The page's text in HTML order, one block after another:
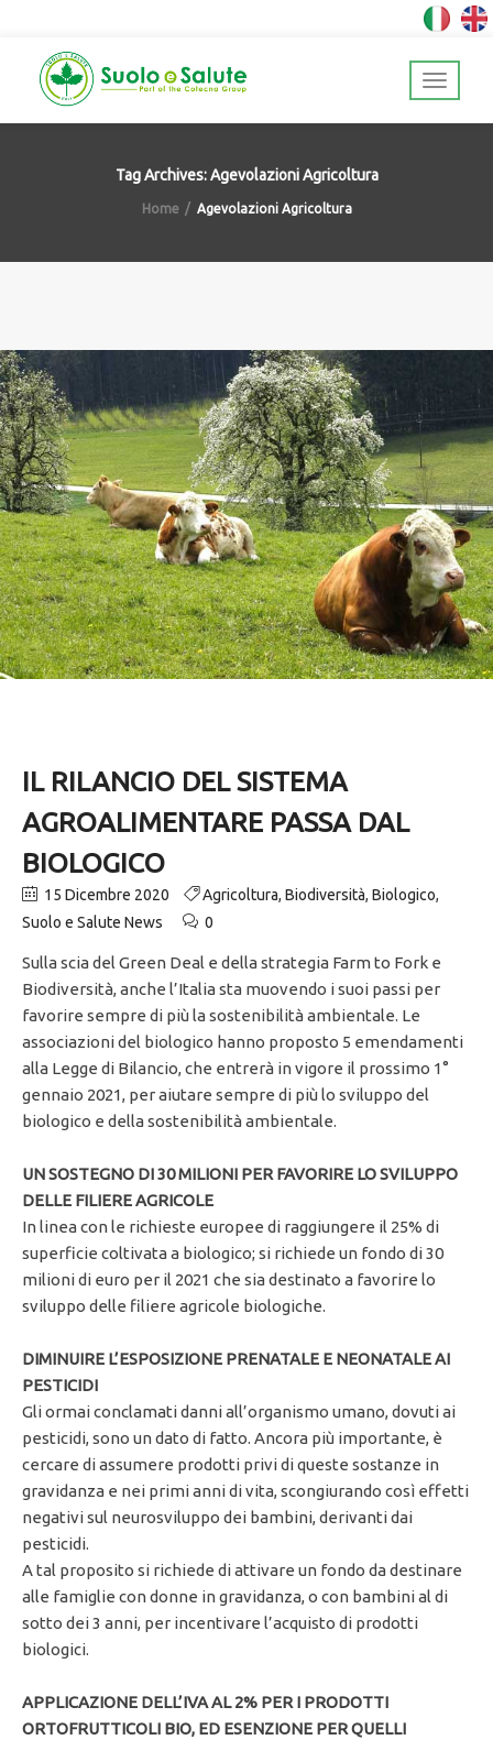
Tag Archives: Agevolazioni Agricoltura
Home Agevolazioni Agricoltura
IL RILANCIO DEL SISTEMA
AGROALIMENTARE PASSA DAL
BIOLOGICO
15 Dicembre 2020 Agricoltura, Biodiversità, Biologico,
Suolo e Salute News
0
Sulla scia del Green Deal e della strategia Farm to Fork e
Biodiversità, anche l’Italia sta muovendo i suoi passi per
favorire sempre di più la sostenibilità ambientale. Le
associazioni del biologico hanno proposto 5 emendamenti
alla Legge di Bilancio, che entrerà in vigore il prossimo 1°
gennaio 2021, per aiutare sempre di più lo sviluppo del
biologico e della sostenibilità ambientale.
UN SOSTEGNO DI 30 MILIONI PER FAVORIRE LO SVILUPPO
DELLE FILIERE AGRICOLE
In linea con le richieste europee di raggiungere il 25% di
superficie coltivata a biologico; si richiede un fondo di 30
milioni di euro per il 2021 che sia destinato a favorire lo
sviluppo delle filiere agricole biologiche.
DIMINUIRE L’ESPOSIZIONE PRENATALE E NEONATALE AI
PESTICIDI
Gli ormai conclamati danni all’organismo umano, dovuti ai
pesticidi, sono un dato di fatto. Ancora più importante, è
cercare di assumere prodotti privi di queste sostanze in
gravidanza e nei primi anni di vita, scongiurando così effetti
negativi sul neurosviluppo dei bambini, derivanti dai
pesticidi.
A tal proposito si richiede di attivare un fondo da destinare
alle famiglie con donne in gravidanza, o con bambini al di
sotto dei 3 anni, per incentivare l’acquisto di prodotti
biologici.
APPLICAZIONE DELL’IVA AL 2% PER I PRODOTTI
ORTOFRUTTICOLI BIO, ED ESENZIONE PER QUELLI